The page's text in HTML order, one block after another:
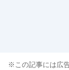
※この記事には広